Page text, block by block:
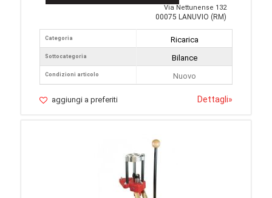
Via Nettunense 132
00075 LANUVIO (RM)
Categoria
Sottocategoria
Condizioni articolo
Ricarica
Bilance
Nuovo
aggiungi a preferiti Dettagli»